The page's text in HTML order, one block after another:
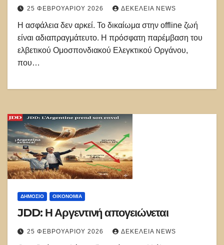
25 ΦΕΒΡΟΥΑΡΊΟΥ 2026 ΔΕΚΈΛΕΙΑ NEWS
Η ασφάλεια δεν αρκεί. Το δικαίωμα στην offline ζωή
είναι αδιαπραγμάτευτο. Η πρόσφατη παρέμβαση του
ελβετικού Ομοσπονδιακού Ελεγκτικού Οργάνου,
που…
ΔΗΜΌΣΙΟ ΟΙΚΟΝΟΜΙΑ
JDD: Η Αργεντινή απογειώνεται
25 ΦΕΒΡΟΥΑΡΊΟΥ 2026 ΔΕΚΈΛΕΙΑ NEWS